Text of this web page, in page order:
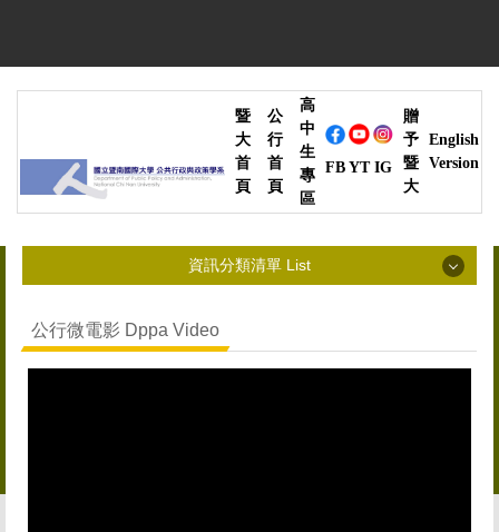
區
暨
大
首
頁
公
行
首
頁
高
中
生
專
區
FB YT IG
贈
予
暨
大
English
Version
資訊分類清單 List
最新消息 News
公行微電影 Dppa Video